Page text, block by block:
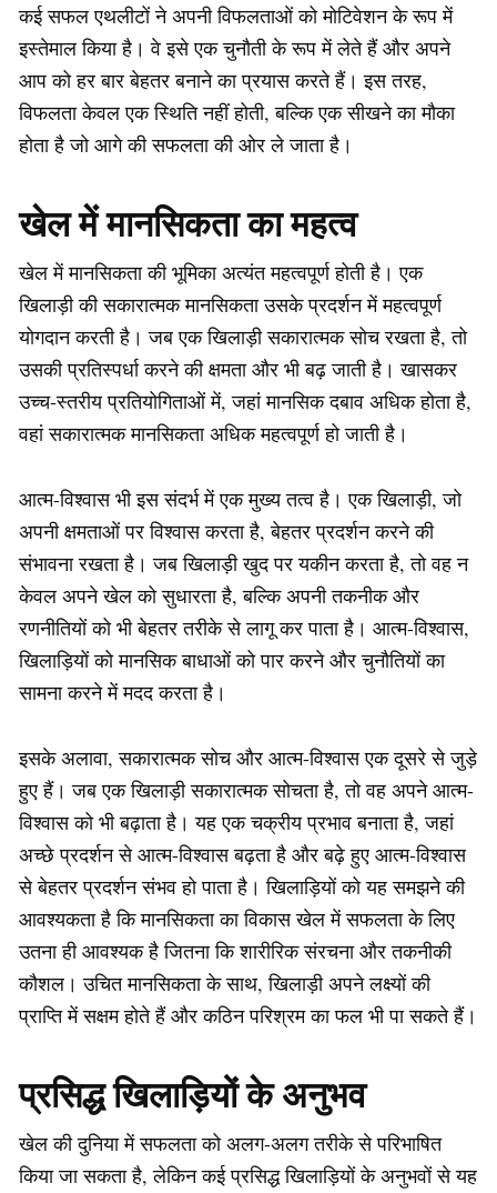
कई सफल एथलीटों ने अपनी विफलताओं को मोटिवेशन के रूप में
इस्तेमाल किया है। वे इसे एक चुनौती के रूप में लेते हैं और अपने
आप को हर बार बेहतर बनाने का प्रयास करते हैं। इस तरह,
विफलता केवल एक स्थिति नहीं होती, बल्कि एक सीखने का मौका
होता है जो आगे की सफलता की ओर ले जाता है।
खेल में मानसिकता का महत्व
खेल में मानसिकता की भूमिका अत्यंत महत्वपूर्ण होती है। एक
खिलाड़ी की सकारात्मक मानसिकता उसके प्रदर्शन में महत्वपूर्ण
योगदान करती है। जब एक खिलाड़ी सकारात्मक सोच रखता है, तो
उसकी प्रतिस्पर्धा करने की क्षमता और भी बढ़ जाती है। खासकर
उच्च-स्तरीय प्रतियोगिताओं में, जहां मानसिक दबाव अधिक होता है,
वहां सकारात्मक मानसिकता अधिक महत्वपूर्ण हो जाती है।
आत्म-विश्वास भी इस संदर्भ में एक मुख्य तत्व है। एक खिलाड़ी, जो
अपनी क्षमताओं पर विश्वास करता है, बेहतर प्रदर्शन करने की
संभावना रखता है। जब खिलाड़ी खुद पर यकीन करता है, तो वह न
केवल अपने खेल को सुधारता है, बल्कि अपनी तकनीक और
रणनीतियों को भी बेहतर तरीके से लागू कर पाता है। आत्म-विश्वास,
खिलाड़ियों को मानसिक बाधाओं को पार करने और चुनौतियों का
सामना करने में मदद करता है।
इसके अलावा, सकारात्मक सोच और आत्म-विश्वास एक दूसरे से जुड़े
हुए हैं। जब एक खिलाड़ी सकारात्मक सोचता है, तो वह अपने आत्म-
विश्वास को भी बढ़ाता है। यह एक चक्रीय प्रभाव बनाता है, जहां
अच्छे प्रदर्शन से आत्म-विश्वास बढ़ता है और बढ़े हुए आत्म-विश्वास
से बेहतर प्रदर्शन संभव हो पाता है। खिलाड़ियों को यह समझने की
आवश्यकता है कि मानसिकता का विकास खेल में सफलता के लिए
उतना ही आवश्यक है जितना कि शारीरिक संरचना और तकनीकी
कौशल। उचित मानसिकता के साथ, खिलाड़ी अपने लक्ष्यों की
प्राप्ति में सक्षम होते हैं और कठिन परिश्रम का फल भी पा सकते हैं।
प्रसिद्ध खिलाड़ियों के अनुभव
खेल की दुनिया में सफलता को अलग-अलग तरीके से परिभाषित
किया जा सकता है, लेकिन कई प्रसिद्ध खिलाड़ियों के अनुभवों से यह